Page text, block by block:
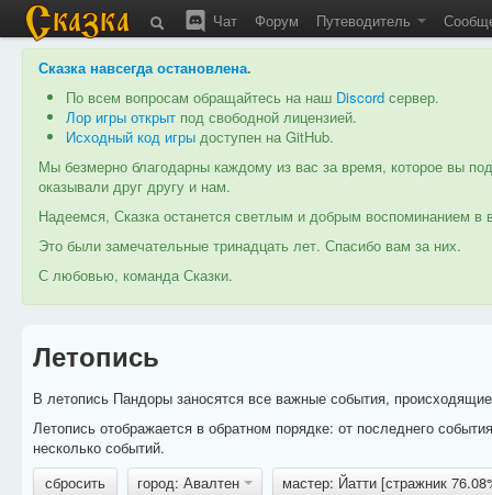
Чат Форум Путеводитель
Сказка навсегда остановлена.
По всем вопросам обращайтесь на наш Discord сервер.
Лор игры открыт под свободной лицензией.
Исходный код игры доступен на GitHub.
Мы безмерно благодарны каждому из вас за время, которое вы
оказывали друг другу и нам.
Надеемся, Сказка останется светлым и добрым воспоминанием
Это были замечательные тринадцать лет. Спасибо вам за них.
С любовью, команда Сказки.
Летопись
В летопись Пандоры заносятся все важные события,
Летопись отображается в обратном порядке: от последнего
несколько событий.
сбросить
город: Авалтен
мастер: Йатти [стражник